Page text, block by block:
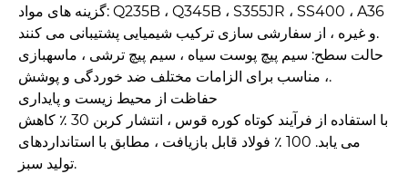
گزینه های مواد: Q235B ، Q345B ، S355JR ، SS400 ، A36
و غیره ، از سفارشی سازی ترکیب شیمیایی پشتیبانی می کنند.
حالت سطح: سیم پیچ پوست سیاه ، سیم پیچ ترشی ، ماسهبازی
، مناسب برای الزامات مختلف ضد خوردگی و پوشش.
حفاظت از محیط زیست و پایداری
با استفاده از فرآیند کوتاه کوره قوس ، انتشار کربن 30 ٪ کاهش
می یابد. 100 ٪ فولاد قابل بازیافت ، مطابق با استانداردهای
تولید سبز.